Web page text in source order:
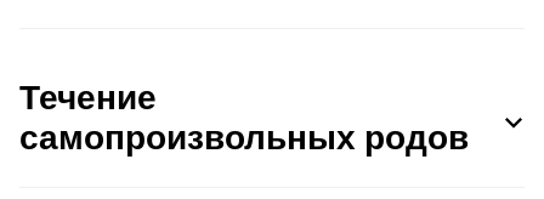
Течение
самопроизвольных родов